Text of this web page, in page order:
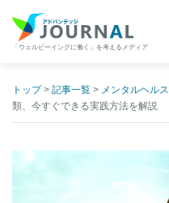
content
「ウェルビーイングに働く」を考えるメディア
トップ> 記事一覧 > メンタルヘルス
類、今すぐできる実践方法を解説